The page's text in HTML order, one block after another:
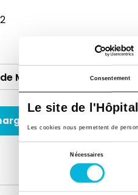
Consentement
Le site de
Les cookies nous permettent de
Nécessaires
Médiation hospitalière
le document